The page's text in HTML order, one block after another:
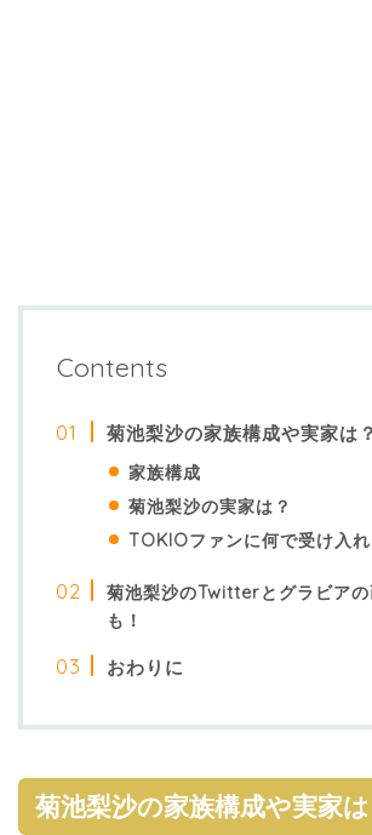
Contents
菊池梨沙の家族構成や実家は？
家族構成
菊池梨沙の実家は？
TOKIOファンに何で受け入れ
菊池梨沙のTwitterとグラビア
も！
おわりに
菊池梨沙の家族構成や実家は